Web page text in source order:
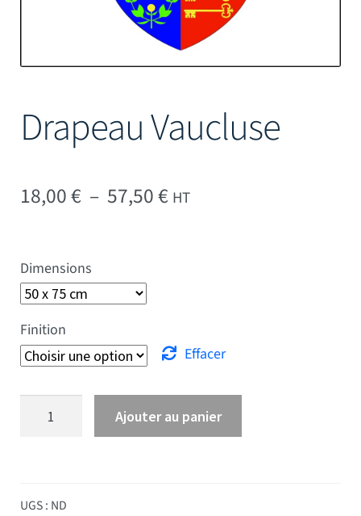
Drapeau Vaucluse
18,00€ – 57,50€Plage de prix : 18,00 €
HT
Dimensions
Finition
Effacer
quantité de Drapeau Vaucluse
Ajouter au panier
UGS : ND